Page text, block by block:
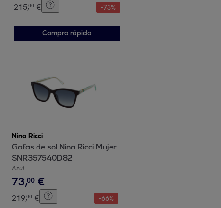
215,00 € -73%
Compra rápida
Nina Ricci
Gafas de sol Nina Ricci Mujer
SNR357540D82
Azul
73,00 €
219,00 € -66%